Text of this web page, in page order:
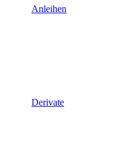
Anleihen
Derivate